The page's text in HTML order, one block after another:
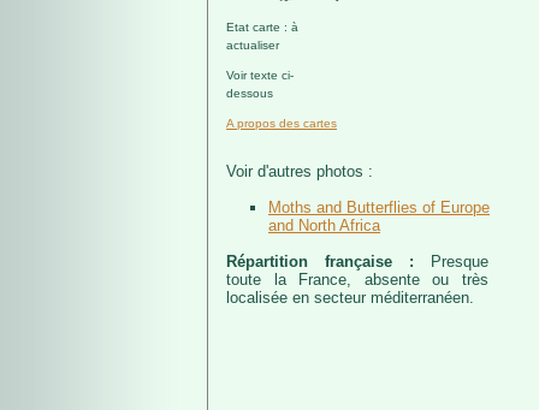
Etat carte : à
actualiser
Voir texte ci-
dessous
A propos des cartes
Voir d'autres photos :
Moths and Butterflies of Europe
and North Africa
Répartition française :
Presque
toute la France, absente ou très
localisée en secteur méditerranéen.